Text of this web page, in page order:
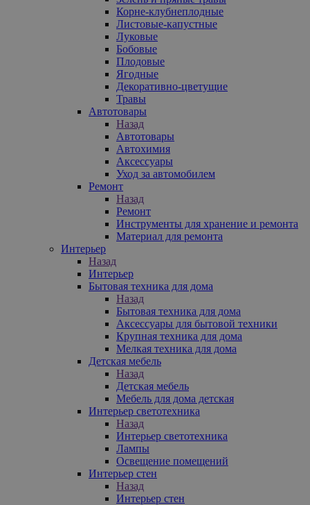
Корне-клубнеплодные
Листовые-капустные
Луковые
Бобовые
Плодовые
Ягодные
Декоративно-цветущие
Травы
Автотовары
Назад
Автотовары
Автохимия
Аксессуары
Уход за автомобилем
Ремонт
Назад
Ремонт
Инструменты для хранение и ремонта
Материал для ремонта
Интерьер
Назад
Интерьер
Бытовая техника для дома
Назад
Бытовая техника для дома
Аксессуары для бытовой техники
Крупная техника для дома
Мелкая техника для дома
Детская мебель
Назад
Детская мебель
Мебель для дома детская
Интерьер светотехника
Назад
Интерьер светотехника
Лампы
Освещение помещений
Интерьер стен
Назад
Интерьер стен